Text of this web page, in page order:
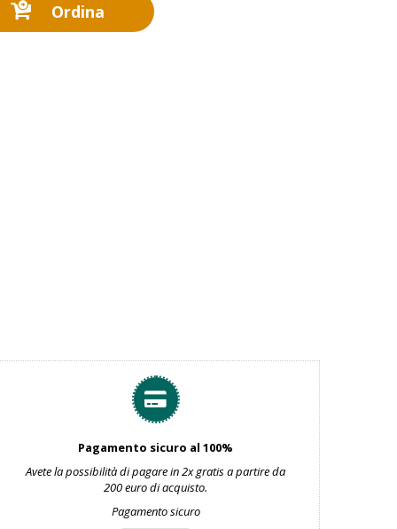
Ordina
Pagamento sicuro al 100%
Avete la possibilità di pagare in 2x gratis a partire da
200 euro di acquisto.
Pagamento sicuro